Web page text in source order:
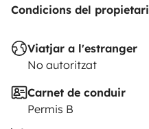
Condicions del propietari
Viatjar a l'estranger
No autoritzat
Carnet de conduir
Permis B